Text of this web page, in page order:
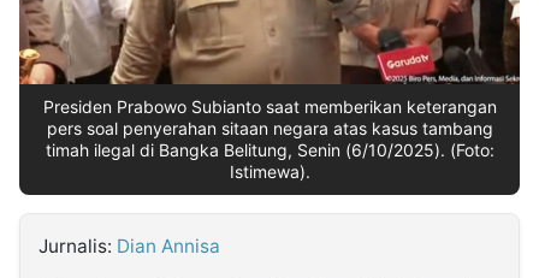
Follow
Kabarbaru
Presiden Prabowo Subianto saat memberikan keterangan
pers soal penyerahan sitaan negara atas kasus tambang
timah ilegal di Bangka Belitung, Senin (6/10/2025). (Foto:
Istimewa).
Jurnalis: Dian Annisa